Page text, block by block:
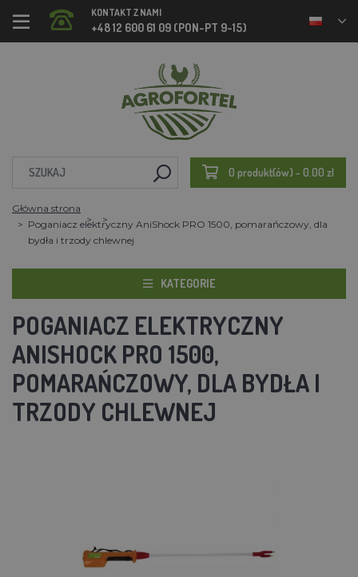
KONTAKT Z NAMI
+48 12 600 61 09 (PON-PT 9-15)
0 produkt(ów) - 0.00 zl
Główna strona
Poganiacz elektryczny AniShock PRO 1500, pomarańczowy, dla
bydła i trzody chlewnej
KATEGORIE
POGANIACZ ELEKTRYCZNY
ANISHOCK PRO 1500,
POMARAŃCZOWY, DLA BYDŁA I
TRZODY CHLEWNEJ